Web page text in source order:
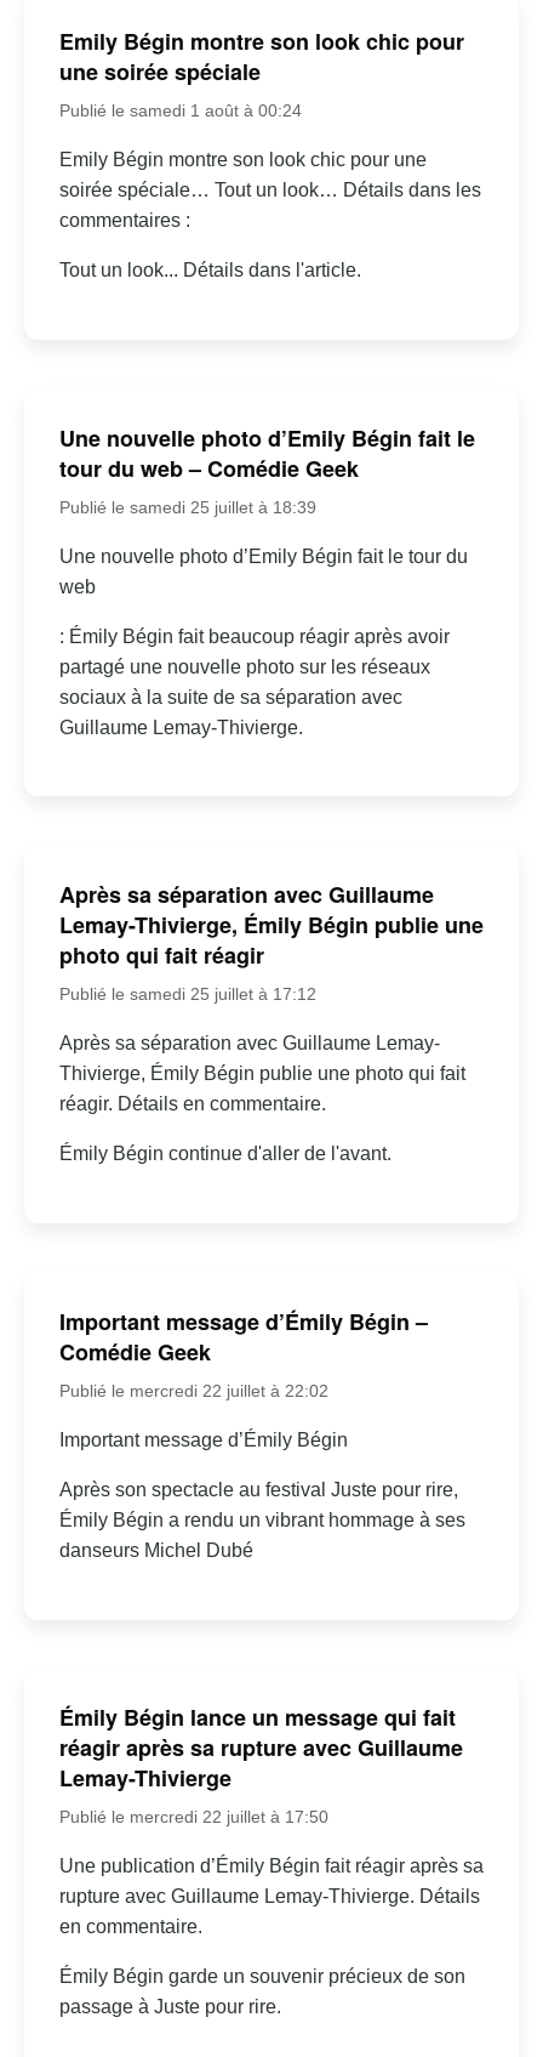
Emily Bégin montre son look chic pour
une soirée spéciale
Publié le samedi 1 août à 00:24
Emily Bégin montre son look chic pour une
soirée spéciale… Tout un look… Détails dans les
commentaires :
Tout un look... Détails dans l'article.
Une nouvelle photo d’Emily Bégin fait le
tour du web – Comédie Geek
Publié le samedi 25 juillet à 18:39
Une nouvelle photo d’Emily Bégin fait le tour du
web
: Émily Bégin fait beaucoup réagir après avoir
partagé une nouvelle photo sur les réseaux
sociaux à la suite de sa séparation avec
Guillaume Lemay-Thivierge.
Après sa séparation avec Guillaume
Lemay-Thivierge, Émily Bégin publie une
photo qui fait réagir
Publié le samedi 25 juillet à 17:12
Après sa séparation avec Guillaume Lemay-
Thivierge, Émily Bégin publie une photo qui fait
réagir. Détails en commentaire.
Émily Bégin continue d'aller de l'avant.
Important message d’Émily Bégin –
Comédie Geek
Publié le mercredi 22 juillet à 22:02
Important message d’Émily Bégin
Après son spectacle au festival Juste pour rire,
Émily Bégin a rendu un vibrant hommage à ses
danseurs Michel Dubé
Émily Bégin lance un message qui fait
réagir après sa rupture avec Guillaume
Lemay-Thivierge
Publié le mercredi 22 juillet à 17:50
Une publication d’Émily Bégin fait réagir après sa
rupture avec Guillaume Lemay-Thivierge. Détails
en commentaire.
Émily Bégin garde un souvenir précieux de son
passage à Juste pour rire.